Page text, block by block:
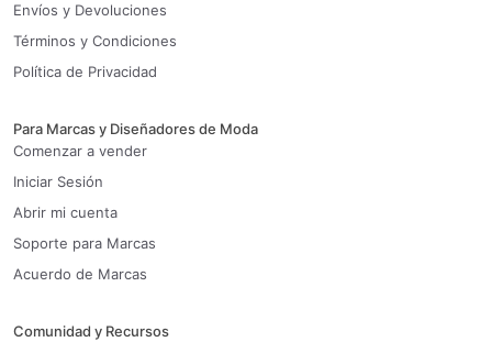
Envíos y Devoluciones
Términos y Condiciones
Política de Privacidad
Para Marcas y Diseñadores de Moda
Comenzar a vender
Iniciar Sesión
Abrir mi cuenta
Soporte para Marcas
Acuerdo de Marcas
Comunidad y Recursos